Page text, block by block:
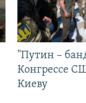
"Путин –
Конгрессе
Киеву